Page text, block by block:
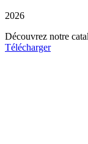
2026
Découvrez notre
Télécharger